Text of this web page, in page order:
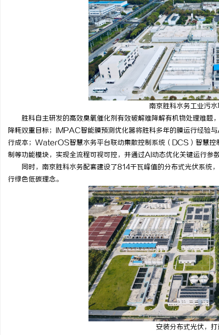
南京胜科水务工业污
胜科自主研发的高效臭氧催化剂有效破解难降解有机物处理难题
降耗双重目标；IMPAC智能膜预测优化器将胜科多年的膜运行经验
行成本；WaterOS智慧水务平台联动集散控制系统（DCS）智慧控
制等功能模块，实现全流程可视可控，并通过AI动态优化关键运行参
同时，南京胜科水务配套建设了814千瓦峰值的分布式光伏系统
行绿色低碳理念。
安装分布式光伏，